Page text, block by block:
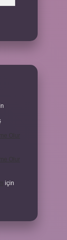
için